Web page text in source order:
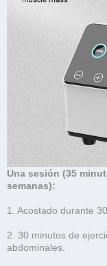
Una sesión (35
semanas):
1. Acostado durante
2. 30 minutos de
abdominales.